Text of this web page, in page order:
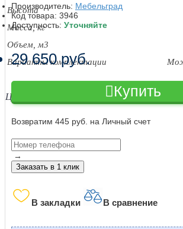
Высота
Масса, кг
Объем, м3
Варианты комплектации
Цвет: Белый полупрозрачный; Лаванда.
Производитель: Мебельград
Код товара: 3946
Доступность: Уточняйте
29 650 руб.
Купить
Возвратим 445 руб. на Личный счет
→
Заказать в 1 клик
В закладки В сравнение